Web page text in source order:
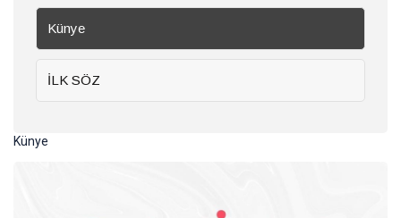
Güzellik
Künye
İLK SÖZ
Künye